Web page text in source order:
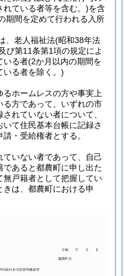
ている者等を含む。)を含
期間を定めて行われる入所
老人福祉法(昭和38年法
び第11条第1項の規定によ
る者(2か月以内の期間を
いる者を除く。)
るホームレスの方や事実上
る方であって、いずれの市
れていない者について、
て住民基本台帳に記録さ
・受給権者とする。
いない者であって、自己
であると都農町に申し出た
戸籍者として把握してい
は、都農町における申